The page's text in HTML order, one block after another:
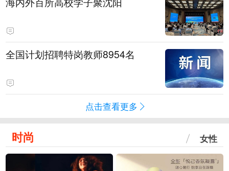
全国计划招聘特岗教师8954名
点击查看更多
时尚 女性